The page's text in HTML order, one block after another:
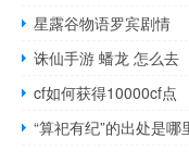
星露谷物语罗宾剧情
诛仙手游 蟠龙 怎么去
cf如何获得10000cf点
“算祀有纪”的出处是哪